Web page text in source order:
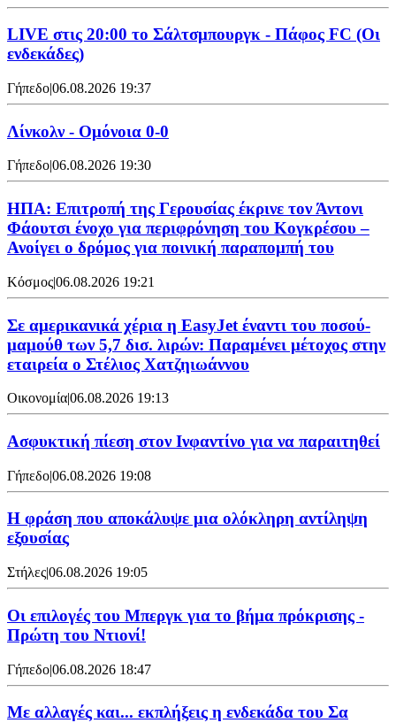
LIVE στις 20:00 το Σάλτσμπουργκ - Πάφος FC (Οι
ενδεκάδες)
Γήπεδο|06.08.2026 19:37
Λίνκολν - Ομόνοια 0-0
Γήπεδο|06.08.2026 19:30
ΗΠΑ: Επιτροπή της Γερουσίας έκρινε τον Άντονι
Φάουτσι ένοχο για περιφρόνηση του Κογκρέσου –
Ανοίγει ο δρόμος για ποινική παραπομπή του
Κόσμος|06.08.2026 19:21
Σε αμερικανικά χέρια η EasyJet έναντι του ποσού-
μαμούθ των 5,7 δισ. λιρών: Παραμένει μέτοχος στην
εταιρεία ο Στέλιος Χατζηιωάννου
Οικονομία|06.08.2026 19:13
Ασφυκτική πίεση στον Ινφαντίνο για να παραιτηθεί
Γήπεδο|06.08.2026 19:08
Η φράση που αποκάλυψε μια ολόκληρη αντίληψη
εξουσίας
Στήλες|06.08.2026 19:05
Οι επιλογές του Μπεργκ για το βήμα πρόκρισης -
Πρώτη του Ντιονί!
Γήπεδο|06.08.2026 18:47
Με αλλαγές και... εκπλήξεις η ενδεκάδα του Σα